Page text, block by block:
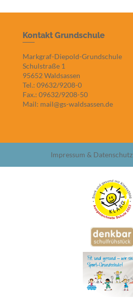
Kontakt Grundschule
Markgraf-Diepold-Grundschule
Schulstraße 1
95652 Waldsassen
Tel.: 09632/9208-0
Fax.: 09632/9208-50
Mail: mail@gs-waldsassen.de
Impressum & Datenschutz